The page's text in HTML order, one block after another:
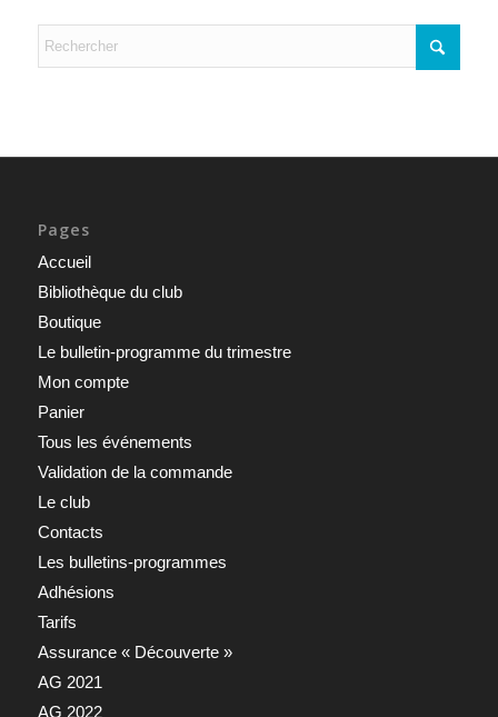
Pages
Accueil
Bibliothèque du club
Boutique
Le bulletin-programme du trimestre
Mon compte
Panier
Tous les événements
Validation de la commande
Le club
Contacts
Les bulletins-programmes
Adhésions
Tarifs
Assurance « Découverte »
AG 2021
AG 2022